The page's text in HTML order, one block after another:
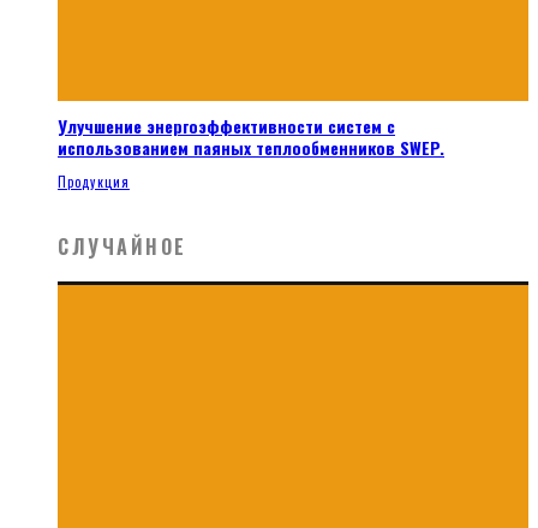
Улучшение энергоэффективности систем с
использованием паяных теплообменников SWEP.
Продукция
СЛУЧАЙНОЕ